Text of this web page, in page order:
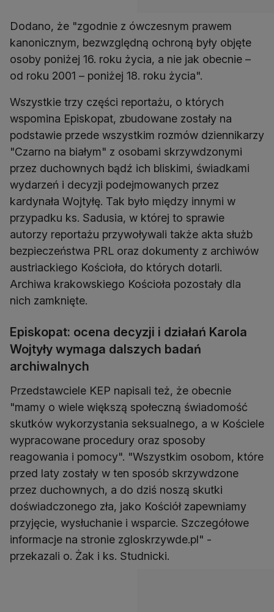
Dodano, że "zgodnie z ówczesnym prawem
kanonicznym, bezwzględną ochroną były objęte
osoby poniżej 16. roku życia, a nie jak obecnie –
od roku 2001 – poniżej 18. roku życia".
Wszystkie trzy części reportażu, o których
wspomina Episkopat, zbudowane zostały na
podstawie przede wszystkim rozmów dziennikarzy
"Czarno na białym" z osobami skrzywdzonymi
przez duchownych bądź ich bliskimi, świadkami
wydarzeń i decyzji podejmowanych przez
kardynała Wojtyłę. Tak było między innymi w
przypadku ks. Sadusia, w której to sprawie
autorzy reportażu przywoływali także akta służb
bezpieczeństwa PRL oraz dokumenty z archiwów
austriackiego Kościoła, do których dotarli.
Archiwa krakowskiego Kościoła pozostały dla
nich zamknięte.
Episkopat: ocena decyzji i działań Karola
Wojtyły wymaga dalszych badań
archiwalnych
Przedstawciele KEP napisali też, że obecnie
"mamy o wiele większą społeczną świadomość
skutków wykorzystania seksualnego, a w Kościele
wypracowane procedury oraz sposoby
reagowania i pomocy". "Wszystkim osobom, które
przed laty zostały w ten sposób skrzywdzone
przez duchownych, a do dziś noszą skutki
doświadczonego zła, jako Kościół zapewniamy
przyjęcie, wysłuchanie i wsparcie. Szczegółowe
informacje na stronie zgloskrzywde.pl" -
przekazali o. Żak i ks. Studnicki.